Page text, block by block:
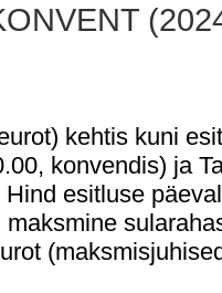
kehtis kuni
konvendis) ja
esitluse